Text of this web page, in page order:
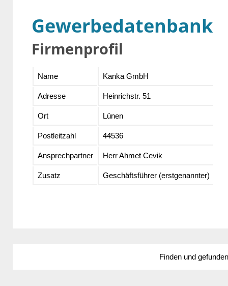
Gewerbedatenbank
Firmenprofil
Name Kanka GmbH
Adresse Heinrichstr. 51
Ort Lünen
Postleitzahl 44536
Ansprechpartner Herr Ahmet Cevik
Zusatz Geschäftsführer (erstgenannter)
Finden und